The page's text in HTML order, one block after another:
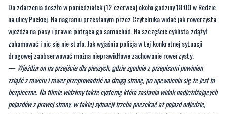
zahamować i nic się nie stało. Jak wyjaśnia policja w tej konkretnej sytuacji
drogowej zaobserwować można nieprawidłowe zachowanie rowerzysty.
—Wjeżdża on na przejście dla pieszych, gdzie zgodnie z przepisami powinien
zsiąść z roweru i rower przeprowadzić na drugą stronę, po upewnieniu się że jest to
bezpieczne. Na filmie widzimy także cysternę która zasłania widok nadjeżdżających
pojazdów z prawej strony, w takiej sytuacji trzeba poczekać aż pojazd odjedzie,
ponieważ wchodzenie na jezdnię zza przeszkody także jest niedozwolona przepisami
– wyjaśnia asp. sztab. Anetta Potrykus z wejherowskiej komendy.
CZYTAJ RÓWNIEŻ:'Nie bójcie się szatana!' Prawie 400 Wojowników Maryi